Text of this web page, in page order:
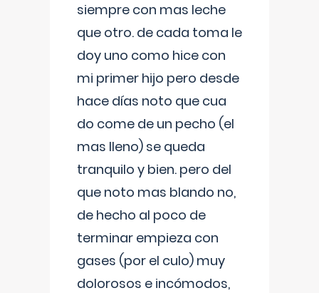
siempre con mas leche
que otro. de cada toma le
doy uno como hice con
mi primer hijo pero desde
hace días noto que cua
do come de un pecho (el
mas lleno) se queda
tranquilo y bien. pero del
que noto mas blando no,
de hecho al poco de
terminar empieza con
gases (por el culo) muy
dolorosos e incómodos,